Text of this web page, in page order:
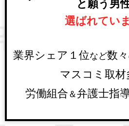
と願う男
選ばれてい
業界シェア１位など数々
マスコミ取材
労働組合＆弁護士指